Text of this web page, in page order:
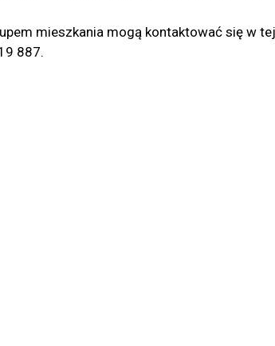
mieszkania mogą kontaktować się w
887.